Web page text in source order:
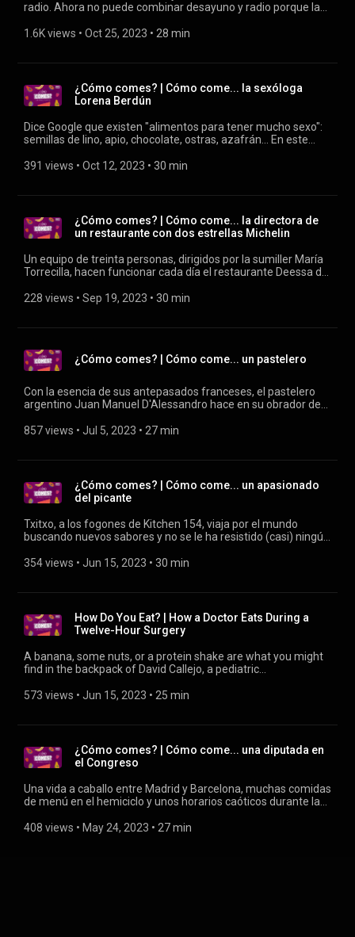
radio. Ahora no puede combinar desayuno y radio porque la
subdirector de Hoy por Hoy ha acudido a Ángela Quintas para
1.6K views • Oct 25, 2023 • 28 min
¿Cómo comes? | Cómo come... la sexóloga
Lorena Berdún
Dice Google que existen "alimentos para tener mucho sexo":
semillas de lino, apio, chocolate, ostras, azafrán... En este
con el conocimiento de la teoría pero también de la práctica,
391 views • Oct 12, 2023 • 30 min
¿Cómo comes? | Cómo come... la directora de
un restaurante con dos estrellas Michelin
Un equipo de treinta personas, dirigidos por la sumiller María
Torrecilla, hacen funcionar cada día el restaurante Deessa del
Quique Dacosta han recibido dos estrellas Michelin, pero ¿qué
228 views • Sep 19, 2023 • 30 min
¿Cómo comes? | Cómo come... un pastelero
Con la esencia de sus antepasados franceses, el pastelero
argentino Juan Manuel D'Alessandro hace en su obrador de
alguien que trabaja rodeado de tentaciones?
857 views • Jul 5, 2023 • 27 min
¿Cómo comes? | Cómo come... un apasionado
del picante
Txitxo, a los fogones de Kitchen 154, viaja por el mundo
buscando nuevos sabores y no se le ha resistido (casi) ningún
sensaciones... y alguno ha acabado ¡hasta desnudo!
354 views • Jun 15, 2023 • 30 min
How Do You Eat? | How a Doctor Eats During a
Twelve-Hour Surgery
A banana, some nuts, or a protein shake are what you might
find in the backpack of David Callejo, a pediatric
With him, we discover if the saying "the shoemaker's children
573 views • Jun 15, 2023 • 25 min
¿Cómo comes? | Cómo come... una diputada en
el Congreso
Una vida a caballo entre Madrid y Barcelona, muchas comidas
de menú en el hemiciclo y unos horarios caóticos durante las
representante de En Comú Podem Aina Vidal.
408 views • May 24, 2023 • 27 min